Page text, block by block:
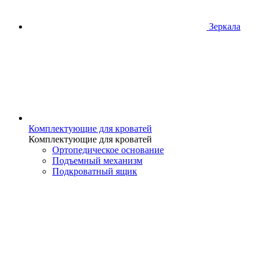
Зеркала
Комплектующие для кроватей
Комплектующие для кроватей
Ортопедическое основание
Подъемный механизм
Подкроватный ящик